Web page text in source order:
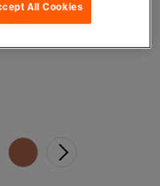
All Cookies